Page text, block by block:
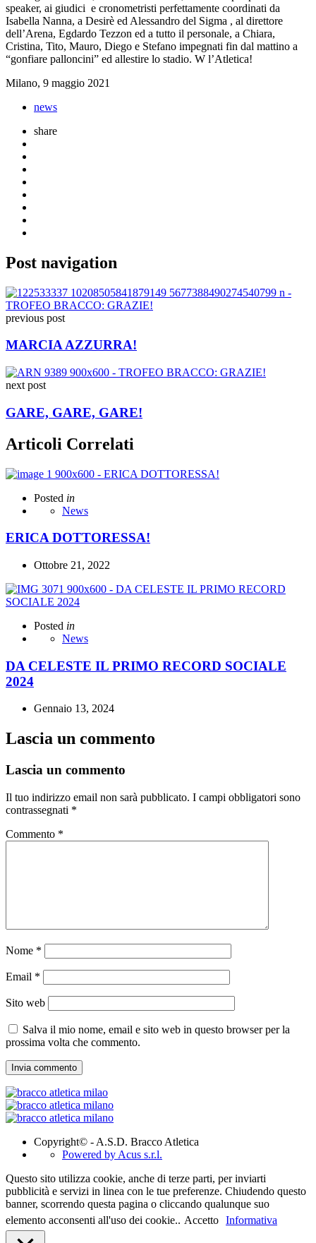
speaker, ai giudici e cronometristi perfettamente coordinati da
Isabella Nanna, a Desirè ed Alessandro del Sigma , al direttore
dell’Arena, Egdardo Tezzon ed a tutto il personale, a Chiara,
Cristina, Tito, Mauro, Diego e Stefano impegnati fin dal mattino a
“gonfiare palloncini” ed allestire lo stadio. W l’Atletica!
Milano, 9 maggio 2021
news
share
Post navigation
previous post
MARCIA AZZURRA!
next post
GARE, GARE, GARE!
Articoli Correlati
Posted in
News
ERICA DOTTORESSA!
Ottobre 21, 2022
Posted in
News
DA CELESTE IL PRIMO RECORD SOCIALE
2024
Gennaio 13, 2024
Lascia un commento
Lascia un commento
Il tuo indirizzo email non sarà pubblicato. I campi obbligatori sono
contrassegnati *
Commento *
Nome *
Email *
Sito web
Salva il mio nome, email e sito web in questo browser per la
prossima volta che commento.
Copyright© - A.S.D. Bracco Atletica
Powered by Acus s.r.l.
Questo sito utilizza cookie, anche di terze parti, per inviarti
pubblicità e servizi in linea con le tue preferenze. Chiudendo questo
banner, scorrendo questa pagina o cliccando qualunque suo
elemento acconsenti all'uso dei cookie.. Accetto Informativa